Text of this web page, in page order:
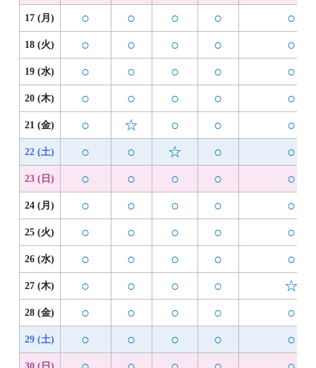
17 (月) ○ ○ ○ ○ ○
18 (火) ○ ○ ○ ○ ○
19 (水) ○ ○ ○ ○ ○
20 (木) ○ ○ ○ ○ ○
21 (金) ○ ☆ ○ ○ ○
22 (土) ○ ○ ☆ ○ ○
23 (日) ○ ○ ○ ○ ○
24 (月) ○ ○ ○ ○ ○
25 (火) ○ ○ ○ ○ ○
26 (水) ○ ○ ○ ○ ○
27 (木) ○ ○ ○ ○ ☆
28 (金) ○ ○ ○ ○ ○
29 (土) ○ ○ ○ ○ ○